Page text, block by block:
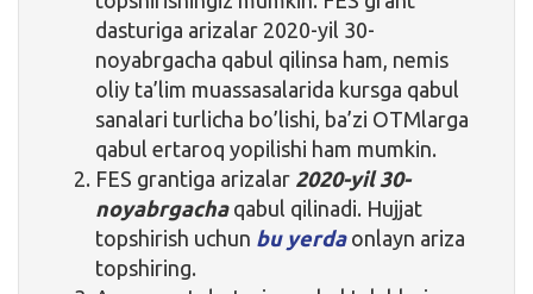
dasturiga arizalar 2020-yil 30-
noyabrgacha qabul qilinsa ham, nemis
oliy ta’lim muassasalarida kursga qabul
sanalari turlicha bo’lishi, ba’zi OTMlarga
qabul ertaroq yopilishi ham mumkin.
FES grantiga arizalar 2020-yil 30-
noyabrgachaqabul qilinadi. Hujjat
topshirish uchun bu yerdaonlayn ariza
topshiring.